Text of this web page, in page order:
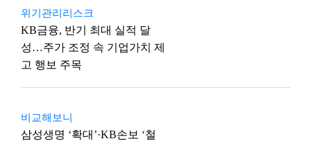
위기관리리스크
KB금융, 반기 최대 실적 달
성…주가 조정 속 기업가치 제
고 행보 주목
비교해보니
삼성생명 ‘확대’·KB손보 ‘철